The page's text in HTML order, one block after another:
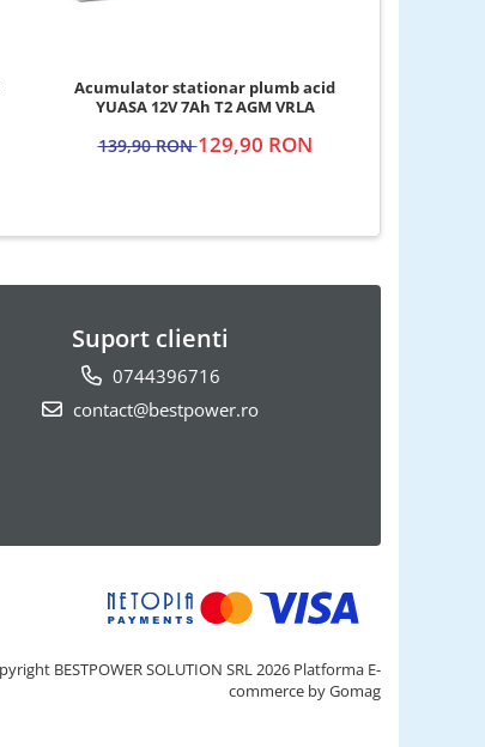
Acumulator stationar plumb acid
YUASA 12V 7Ah T2 AGM VRLA
139,90 RON129,90 RON
Suport clienti
0744396716
contact@bestpower.ro
BESTPOWER SOLUTION SRL 2026 Platforma E-
commerce by Gomag